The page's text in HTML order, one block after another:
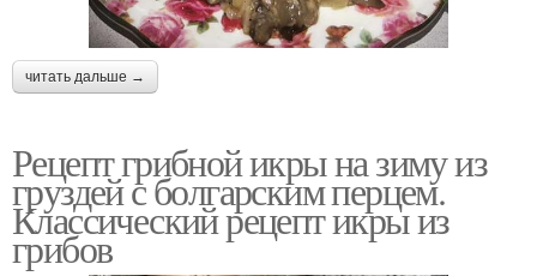
читать дальше →
Рецепт грибной икры на зиму из
груздей с болгарским перцем.
Классический рецепт икры из
грибов